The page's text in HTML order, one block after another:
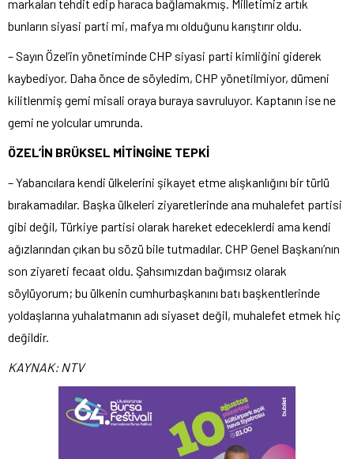
markaları tehdit edip haraca bağlamakmış. Milletimiz artık
bunların siyasi parti mi, mafya mı olduğunu karıştırır oldu.
– Sayın Özel’in yönetiminde CHP siyasi parti kimliğini giderek
kaybediyor. Daha önce de söyledim, CHP yönetilmiyor, dümeni
kilitlenmiş gemi misali oraya buraya savruluyor. Kaptanın ise ne
gemi ne yolcular umrunda.
ÖZEL’İN BRÜKSEL MİTİNGİNE TEPKİ
– Yabancılara kendi ülkelerini şikayet etme alışkanlığını bir türlü
bırakamadılar. Başka ülkeleri ziyaretlerinde ana muhalefet partisi
gibi değil, Türkiye partisi olarak hareket edeceklerdi ama kendi
ağızlarından çıkan bu sözü bile tutmadılar. CHP Genel Başkanı’nın
son ziyareti fecaat oldu. Şahsımızdan bağımsız olarak
söylüyorum; bu ülkenin cumhurbaşkanını batı başkentlerinde
yoldaşlarına yuhalatmanın adı siyaset değil, muhalefet etmek hiç
değildir.
KAYNAK: NTV